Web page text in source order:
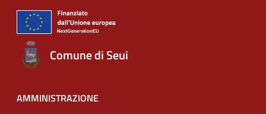
Comune di Seui
AMMINISTRAZIONE